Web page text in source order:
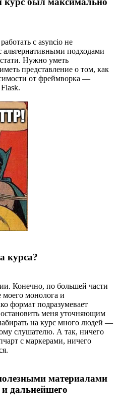
с asyncio не
альтернативными подходами
Нужно уметь
представление о том, как
от фреймворка —
курса?
Конечно, по большей части
моего монолога и
формат подразумевает
меня уточняющим
на курс много людей —
слушателю. А так, ничего
с маркерами, ничего
материалами
дальнейшего